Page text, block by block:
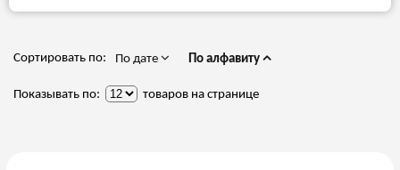
Сортировать по: По дате По алфавиту
Показывать по: товаров на странице